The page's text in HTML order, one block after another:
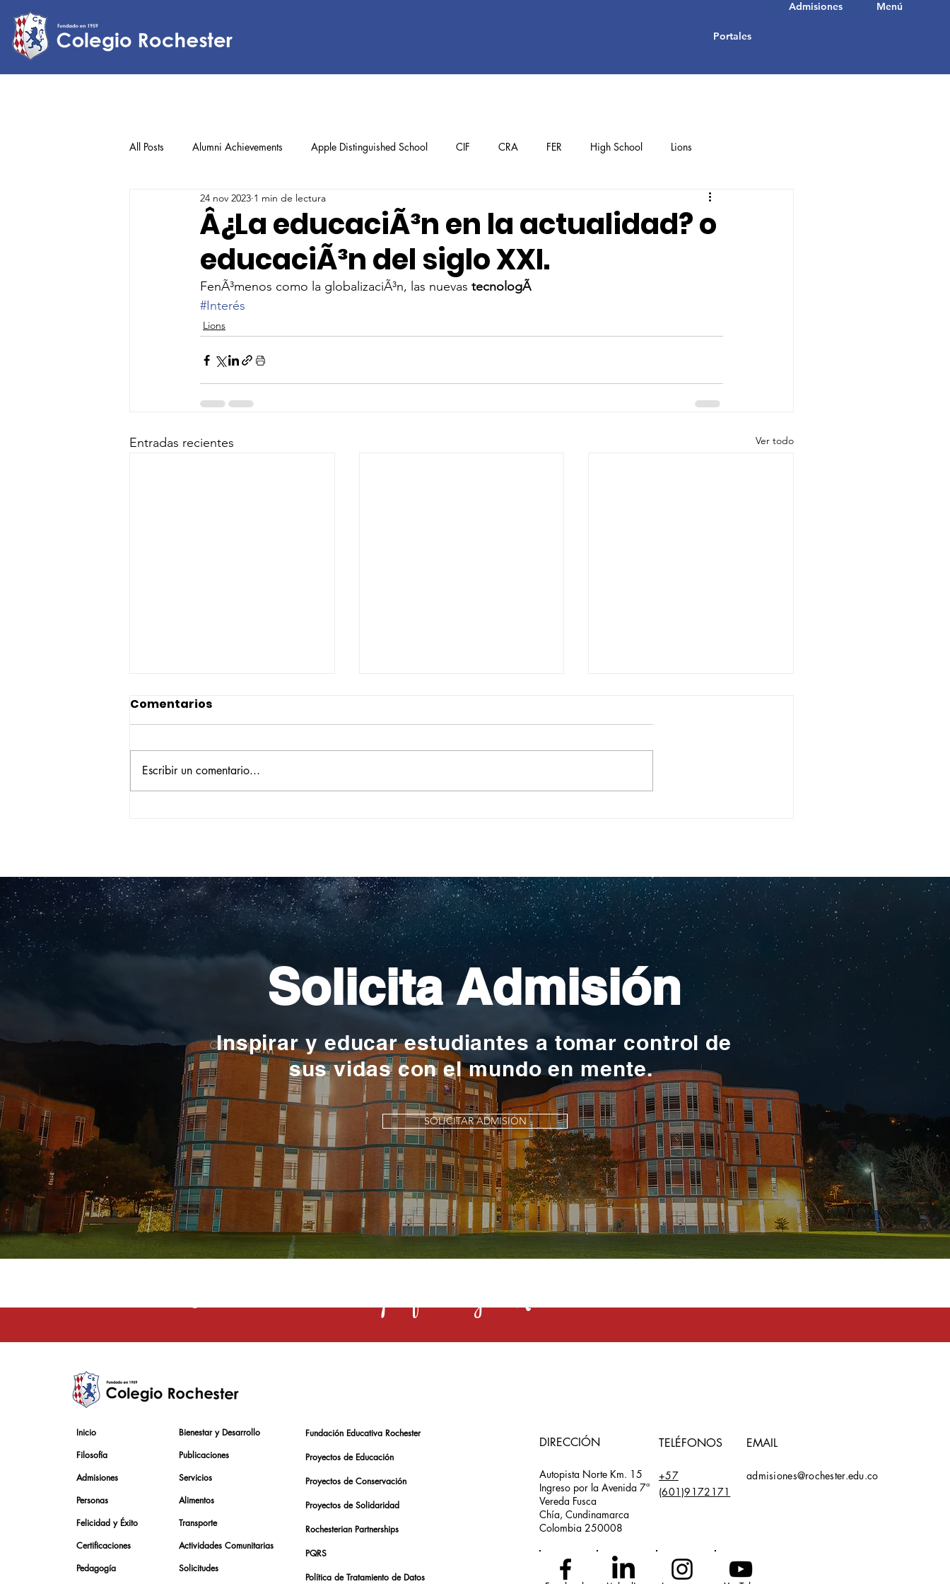
Portales
Menú
Admisiones
All Posts Alumni Achievements Apple Distinguished School CIF CRA FER High School Lions
Lower Elementary Middle School Student Achievements
Upper Elementary
Â¿La educaciÃ³n en la actualidad? o
educaciÃ³n del siglo XXI.
24 nov 2023 1 min de lectura
FenÃ³menos como la globalizaciÃ³n, las nuevas tecnologÃ
#Interés
Lions
Entradas recientes Ver todo
Comentarios
Escribir un comentario...
Solicita Admisión
Inspirar y educar estudiantes a tomar control de
sus vidas con el mundo en mente.
SOLICITAR ADMISIÓN
La educación es una profesión y el Rochester la toma en serio
Inicio
Filosofía
Admisiones
Personas
Felicidad y Éxito
Certificaciones
Pedagogía
Bienestar y Desarrollo
Publicaciones
Servicios
Alimentos
Transporte
Actividades Comunitarias
Solicitudes
Fundación Educativa Rochester
Proyectos de Educación
Proyectos de Conservación
Proyectos de Solidaridad
Rochesterian Partnerships
PQRS
Política de Tratamiento de Datos
DIRECCIÓN
Autopista Norte Km. 15
Ingreso por la Avenida 7ª
Vereda Fusca
Chía, Cundinamarca
Colombia 250008
TELÉFONOS EMAIL
+57
(601)9172171
admisiones@rochester.edu.co